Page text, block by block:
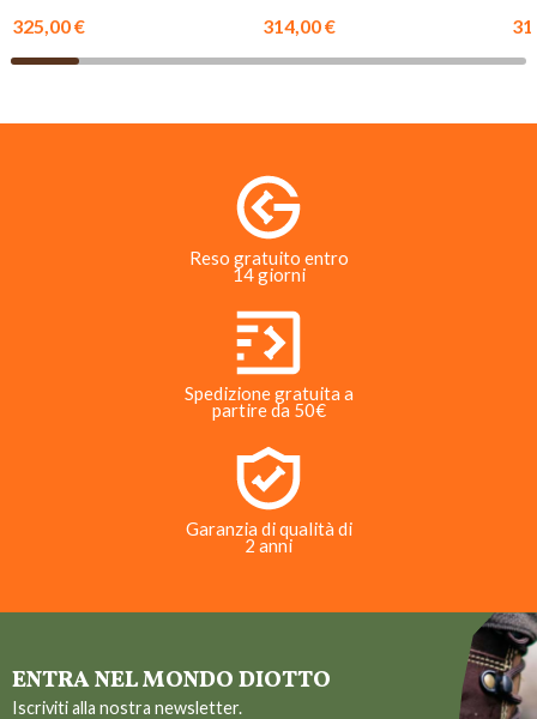
325,00 € 314,00 €
Reso gratuito entro
14 giorni
Spedizione gratuita a
partire da 50€
Garanzia di qualità di
2 anni
ENTRA NEL MONDO DIOTTO
Iscriviti alla nostra newsletter.